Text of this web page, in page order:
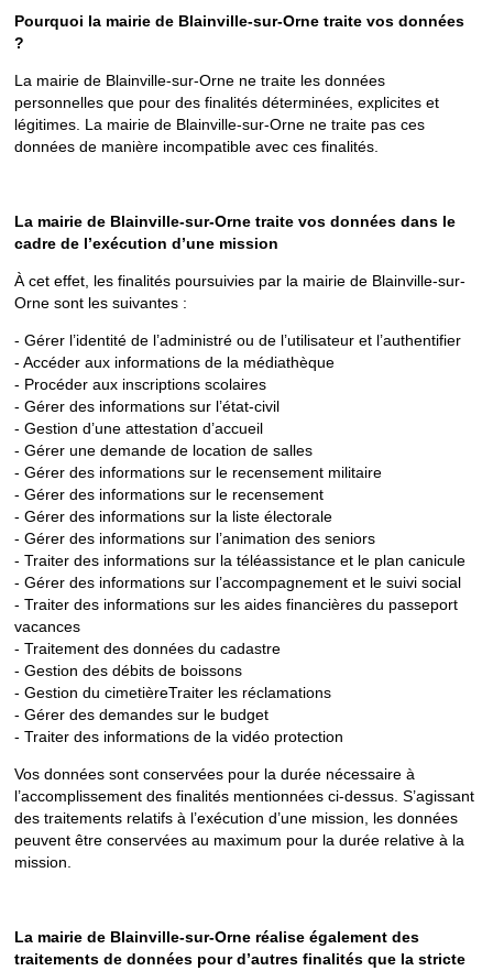
Pourquoi la mairie de Blainville-sur-Orne traite vos données
?
La mairie de Blainville-sur-Orne ne traite les données
personnelles que pour des finalités déterminées, explicites et
légitimes. La mairie de Blainville-sur-Orne ne traite pas ces
données de manière incompatible avec ces finalités.
La mairie de Blainville-sur-Orne traite vos données dans le
cadre de l’exécution d’une mission
À cet effet, les finalités poursuivies par la mairie de Blainville-sur-
Orne sont les suivantes :
- Gérer l’identité de l’administré ou de l’utilisateur et l’authentifier
- Accéder aux informations de la médiathèque
- Procéder aux inscriptions scolaires
- Gérer des informations sur l’état-civil
- Gestion d’une attestation d’accueil
- Gérer une demande de location de salles
- Gérer des informations sur le recensement militaire
- Gérer des informations sur le recensement
- Gérer des informations sur la liste électorale
- Gérer des informations sur l’animation des seniors
- Traiter des informations sur la téléassistance et le plan canicule
- Gérer des informations sur l’accompagnement et le suivi social
- Traiter des informations sur les aides financières du passeport
vacances
- Traitement des données du cadastre
- Gestion des débits de boissons
- Gestion du cimetièreTraiter les réclamations
- Gérer des demandes sur le budget
- Traiter des informations de la vidéo protection
Vos données sont conservées pour la durée nécessaire à
l’accomplissement des finalités mentionnées ci-dessus. S’agissant
des traitements relatifs à l’exécution d’une mission, les données
peuvent être conservées au maximum pour la durée relative à la
mission.
La mairie de Blainville-sur-Orne réalise également des
traitements de données pour d’autres finalités que la stricte